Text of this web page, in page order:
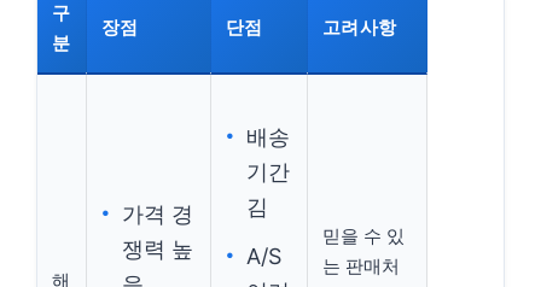
구
분
장점 단점 고려사항
해
가격 경
쟁력 높
배송
기간
김
A/S
믿을 수 있
는 판매처